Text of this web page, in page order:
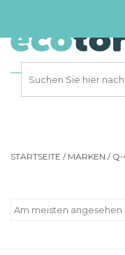
STARTSEITE / MARKEN / Q-